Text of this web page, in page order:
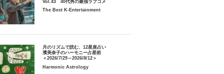
Vol.43 40代男の最強ラブコメ
The Best K-Entertainment
月のリズムで読む、12星座占い
濱美奈子のハーモニー占星術
＜2026/7/29～2026/8/12＞
Harmonic Astrology